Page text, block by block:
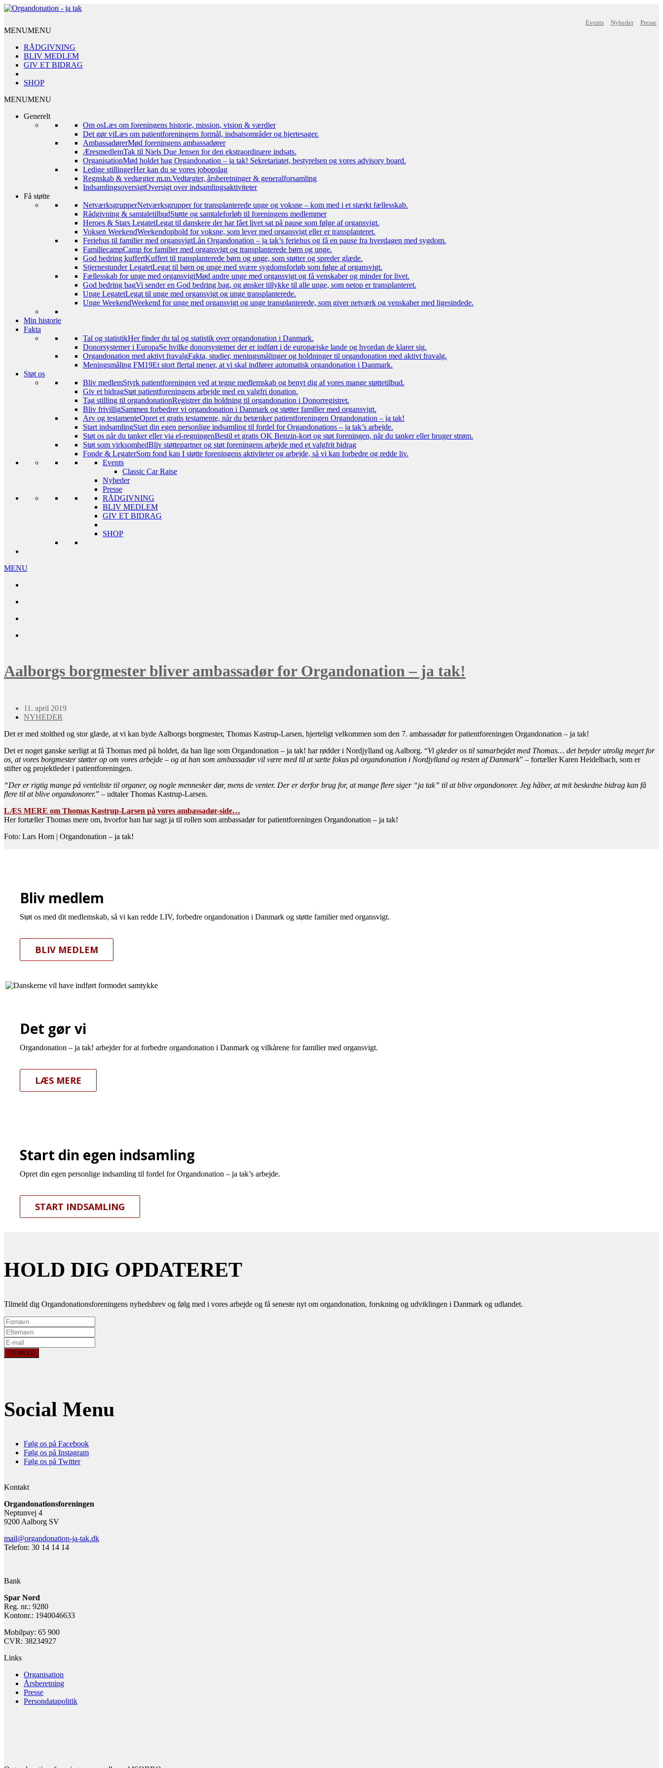
Events Nyheder Presse
MENUMENU
RÅDGIVNING
BLIV MEDLEM
GIV ET BIDRAG
SHOP
MENUMENU
Generelt
Om osLæs om foreningens historie, mission, vision & værdier
Det gør viLæs om patientforeningens formål, indsatsområder og hjertesager.
AmbassadørerMød foreningens ambassadører
ÆresmedlemTak til Niels Due Jensen for den ekstraordinære indsats.
OrganisationMød holdet bag Organdonation – ja tak! Sekretariatet, bestyrelsen og vores advisory board.
Ledige stillingerHer kan du se vores jobopslag
Regnskab & vedtægter m.m.Vedtægter, årsberetninger & generalforsamling
IndsamlingsoversigtOversigt over indsamlingsaktiviteter
Få støtte
NetværksgrupperNetværksgrupper for transplanterede unge og voksne – kom med i et stærkt fællesskab.
Rådgivning & samtaletilbudStøtte og samtaleforløb til foreningens medlemmer
Heroes & Stars LegatetLegat til danskere der har fået livet sat på pause som følge af organsvigt.
Voksen WeekendWeekendophold for voksne, som lever med organsvigt eller er transplanteret.
Feriehus til familier med organsvigtLån Organdonation – ja tak’s feriehus og få en pause fra hverdagen med sygdom.
FamiliecampCamp for familier med organsvigt og transplanterede børn og unge.
God bedring kuffertKuffert til transplanterede børn og unge, som støtter og spreder glæde.
Stjernestunder LegatetLegat til børn og unge med svære sygdomsforløb som følge af organsvigt.
Fællesskab for unge med organsvigtMød andre unge med organsvigt og få venskaber og minder for livet.
God bedring bagVi sender en God bedring bag, og ønsker tillykke til alle unge, som netop er transplanteret.
Unge LegatetLegat til unge med organsvigt og unge transplanterede.
Unge WeekendWeekend for unge med organsvigt og unge transplanterede, som giver netværk og venskaber med ligesindede.
Min historie
Fakta
Tal og statistikHer finder du tal og statistik over organdonation i Danmark.
Donorsystemer i EuropaSe hvilke donorsystemer der er indført i de europæiske lande og hvordan de klarer sig.
Organdonation med aktivt fravalgFakta, studier, meningsmålinger og holdninger til organdonation med aktivt fravalg.
Meningsmåling FM19Et stort flertal mener, at vi skal indfører automatisk organdonation i Danmark.
Støt os
Bliv medlemStyrk patientforeningen ved at tegne medlemskab og benyt dig af vores mange støttetilbud.
Giv et bidragStøt patientforeningens arbejde med en valgfri donation.
Tag stilling til organdonationRegistrer din holdning til organdonation i Donorregistret.
Bliv frivilligSammen forbedrer vi organdonation i Danmark og støtter familier med organsvigt.
Arv og testamenteOpret et gratis testamente, når du betænker patientforeningen Organdonation – ja tak!
Start indsamlingStart din egen personlige indsamling til fordel for Organdonations – ja tak’s arbejde.
Støt os når du tanker eller via el-regningenBestil et gratis OK Benzin-kort og støt foreningen, når du tanker eller bruger strøm.
Støt som virksomhedBliv støttepartner og støt foreningens arbejde med et valgfrit bidrag
Fonde & LegaterSom fond kan I støtte foreningens aktiviteter og arbejde, så vi kan forbedre og redde liv.
Events
Classic Car Raise
Nyheder
Presse
RÅDGIVNING
BLIV MEDLEM
GIV ET BIDRAG
SHOP
MENU
Aalborgs borgmester bliver ambassadør for Organdonation – ja tak!
11. april 2019
NYHEDER
Det er med stolthed og stor glæde, at vi kan byde Aalborgs borgmester, Thomas Kastrup-Larsen, hjerteligt velkommen som den 7. ambassadør for patientforeningen Organdonation – ja tak!
Det er noget ganske særligt at få Thomas med på holdet, da han lige som Organdonation – ja tak! har rødder i Nordjylland og Aalborg. “Vi glæder os til samarbejdet med Thomas… det betyder utrolig meget for
os, at vores borgmester støtter op om vores arbejde – og at han som ambassadør vil være med til at sætte fokus på organdonation i Nordjylland og resten af Danmark” – fortæller Karen Heidelbach, som er
stifter og projektleder i patientforeningen.
“Der er rigtig mange på venteliste til organer, og nogle mennesker dør, mens de venter. Der er derfor brug for, at mange flere siger “ja tak” til at blive organdonorer. Jeg håber, at mit beskedne bidrag kan få
flere til at blive organdonorer.” – udtaler Thomas Kastrup-Larsen.
LÆS MERE om Thomas Kastrup-Larsen på vores ambassadør-side…
Her fortæller Thomas mere om, hvorfor han har sagt ja til rollen som ambassadør for patientforeningen Organdonation – ja tak!
Foto: Lars Horn | Organdonation – ja tak!
Bliv medlem
Støt os med dit medlemskab, så vi kan redde LIV, forbedre organdonation i Danmark og støtte familier med organsvigt.
BLIV MEDLEM
Det gør vi
Organdonation – ja tak! arbejder for at forbedre organdonation i Danmark og vilkårene for familier med organsvigt.
LÆS MERE
Start din egen indsamling
Opret din egen personlige indsamling til fordel for Organdonation – ja tak’s arbejde.
START INDSAMLING
HOLD DIG OPDATERET
Tilmeld dig Organdonationsforeningens nyhedsbrev og følg med i vores arbejde og få seneste nyt om organdonation, forskning og udviklingen i Danmark og udlandet.
Social Menu
Følg os på Facebook
Følg os på Instagram
Følg os på Twitter
Kontakt
Organdonationsforeningen
Neptunvej 4
9200 Aalborg SV
mail@organdonation-ja-tak.dk
Telefon: 30 14 14 14
Bank
Spar Nord
Reg. nr.: 9280
Kontonr.: 1940046633
Mobilpay: 65 900
CVR: 38234927
Links
Organisation
Årsberetning
Presse
Persondatapolitik